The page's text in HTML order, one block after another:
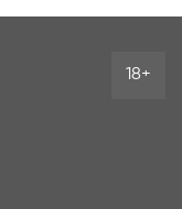
18+